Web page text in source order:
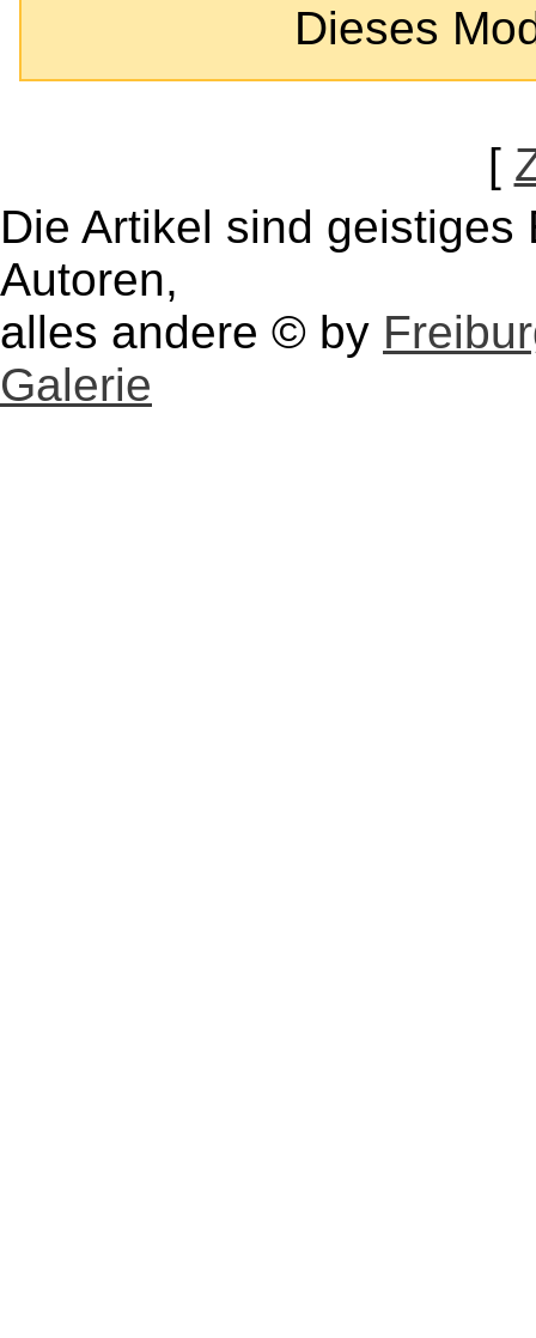
Dieses
[
Die Artikel sind
Autoren,
alles andere © by
Galerie